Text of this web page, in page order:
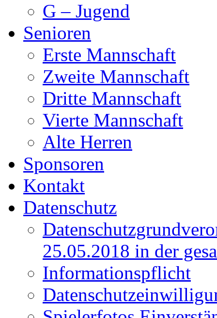
G – Jugend
Senioren
Erste Mannschaft
Zweite Mannschaft
Dritte Mannschaft
Vierte Mannschaft
Alte Herren
Sponsoren
Kontakt
Datenschutz
25.05.2018 in der
Informationspflicht